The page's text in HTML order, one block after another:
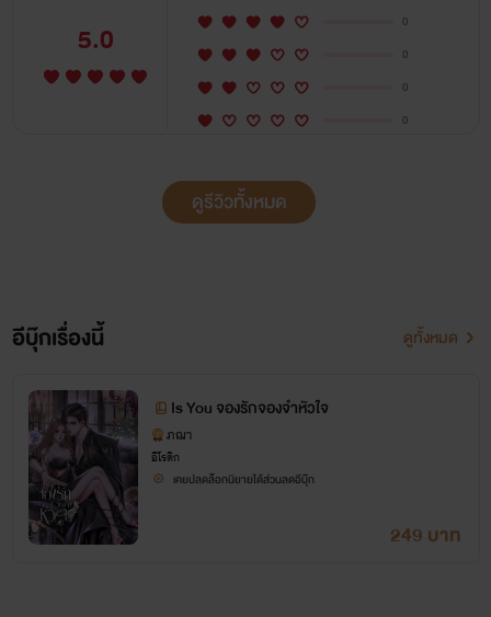
5.0
0
0
0
0
ดูรีวิวทั้งหมด
อีบุ๊กเรื่องนี้ ดูทั้งหมด
Is You จองรักจองจำหัวใจ
ภฌา
อีโรติก
เคยปลดล็อกนิยายได้ส่วนลดอีบุ๊ก
249 บาท